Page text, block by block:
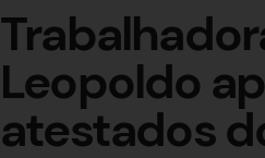
Leopoldo
atestados